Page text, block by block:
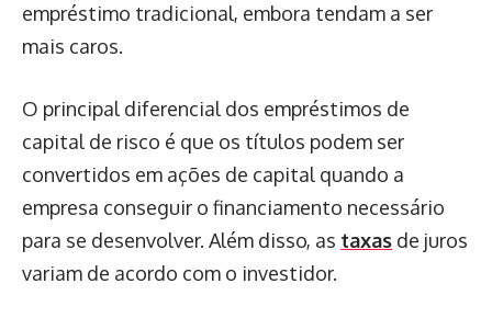
empréstimo tradicional, embora tendam a ser
mais caros.
O principal diferencial dos empréstimos de
capital de risco é que os títulos podem ser
convertidos em ações de capital quando a
empresa conseguir o financiamento necessário
para se desenvolver. Além disso, as taxas de juros
variam de acordo com o investidor.